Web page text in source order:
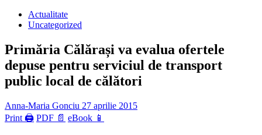
Actualitate
Uncategorized
Primăria Călărași va evalua ofertele
depuse pentru serviciul de transport
public local de călători
Anna-Maria Gonciu 27 aprilie 2015
Print 🖨 PDF 📄 eBook 📱